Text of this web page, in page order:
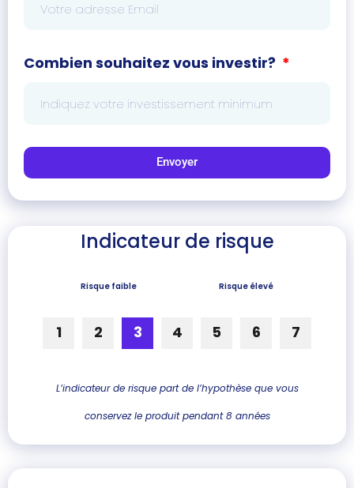
Combien souhaitez vous investir?
Envoyer
Indicateur de risque
Risque faible Risque élevé
1 2 3 4 5 6 7
L’indicateur de risque part de l’hypothèse que vous
conservez le produit pendant 8 années